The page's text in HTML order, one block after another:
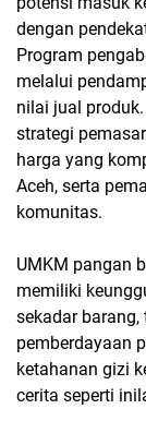
dengan
Program
melalui
nilai jual
strategi
harga yang
Aceh, serta
komunitas.
UMKM pangan
memiliki
sekadar
pemberdayaan
ketahanan gizi
cerita seperti